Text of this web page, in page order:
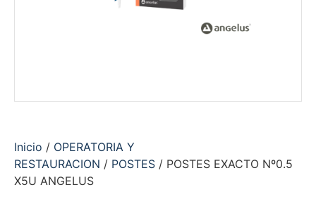
Inicio / OPERATORIA Y
RESTAURACION / POSTES / POSTES EXACTO Nº0.5
X5U ANGELUS